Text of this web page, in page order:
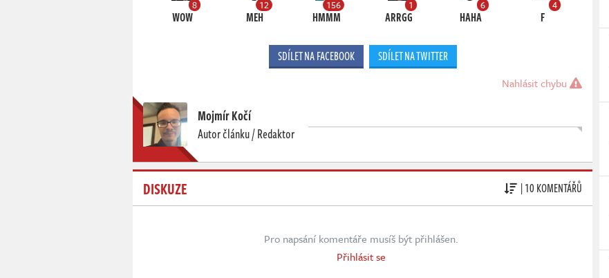
8
WOW
12
MEH
156
HMMM
1
ARRGG
6
HAHA
4
F
SDÍLET NA FACEBOOK SDÍLET NA TWITTER
Nahlásit chybu
Mojmír Kočí
Autor článku / Redaktor
DISKUZE | 10 KOMENTÁŘŮ
Pro napsání komentáře musíš být přihlášen.
Přihlásit se